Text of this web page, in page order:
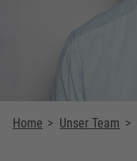
Home > Unser Team >